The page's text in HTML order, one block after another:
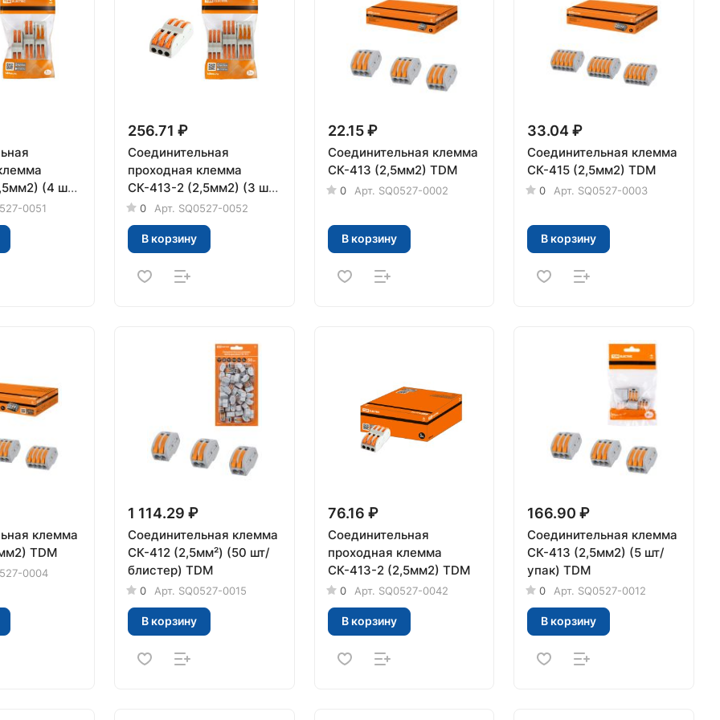
0051
256.71 ₽
Соединительная
проходная клемма
СК-413-2 (2,5мм2) (3 шт/
упак) TDM
0 Арт. SQ0527-0052
В корзину
22.15 ₽
Соединительная клемма
СК-413 (2,5мм2) TDM
0 Арт. SQ0527-0002
В корзину
33.04 ₽
Соединительная клемма
СК-415 (2,5мм2) TDM
0 Арт. SQ0527-0003
В корзину
клемма
TDM
0004
1 114.29 ₽
Соединительная клемма
СК-412 (2,5мм²) (50 шт/
блистер) TDM
0 Арт. SQ0527-0015
В корзину
76.16 ₽
Соединительная
проходная клемма
СК-413-2 (2,5мм2) TDM
0 Арт. SQ0527-0042
В корзину
166.90 ₽
Соединительная клемма
СК-413 (2,5мм2) (5 шт/
упак) TDM
0 Арт. SQ0527-0012
В корзину